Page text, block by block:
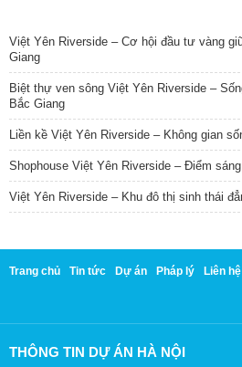
Việt Yên Riverside – Cơ hội đầu tư vàng
Giang
Biệt thự ven sông Việt Yên Riverside –
Bắc Giang
Liền kề Việt Yên Riverside – Không gian
Shophouse Việt Yên Riverside – Điểm
Việt Yên Riverside – Khu đô thị sinh thái
Trang chủ Tin tức Dự án Pháp lý Liên hệ
THÔNG TIN DỰ ÁN HÀ NỘI